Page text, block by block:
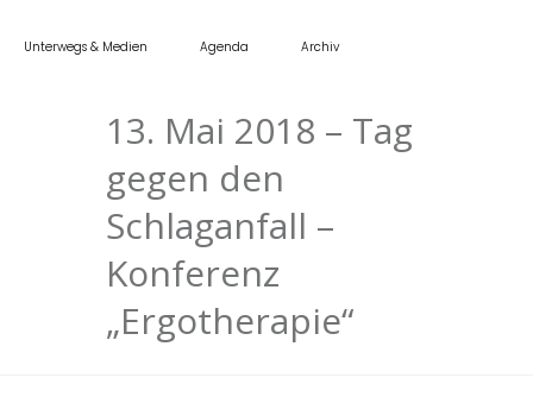
Unterwegs & Medien Agenda Archiv
13. Mai 2018 – Tag
gegen den
Schlaganfall –
Konferenz
„Ergotherapie“